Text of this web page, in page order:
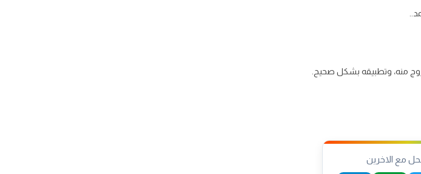
منه، وتطبيقه بشكل صحيح.
مع الاخرين